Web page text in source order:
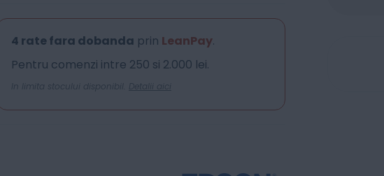
4 rate fara dobanda prin LeanPay.
Pentru comenzi intre 250 si 2.000 lei.
In limita stocului disponibil. Detalii aici